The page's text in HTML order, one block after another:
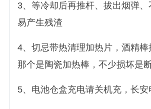
3、等冷却后再推杆、拔出烟弹
易产生残渣
4、切忌带热清理加热片，酒精棒
那个是陶瓷加热棒，不少损坏是
5、电池仓盒充电请关机充，长